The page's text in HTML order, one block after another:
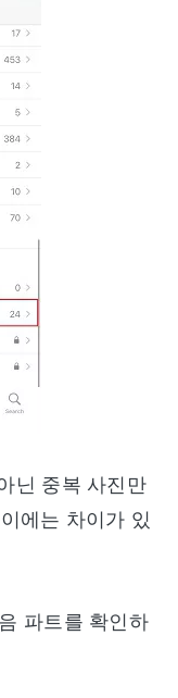
닌 중복 사진만
에는 차이가 있
파트를 확인하